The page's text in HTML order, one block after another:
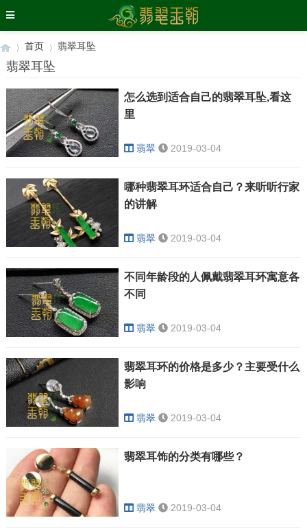
›
首页
›
翡翠耳坠
翡翠耳坠
怎么选到适合自己的翡翠耳坠,看这
里
翡翠 2019-03-04
哪种翡翠耳环适合自己？来听听行家
的讲解
翡翠 2019-03-04
不同年龄段的人佩戴翡翠耳环寓意各
不同
翡翠 2019-03-04
翡翠耳环的价格是多少？主要受什么
影响
翡翠 2019-03-04
翡翠耳饰的分类有哪些？
翡翠 2019-03-04